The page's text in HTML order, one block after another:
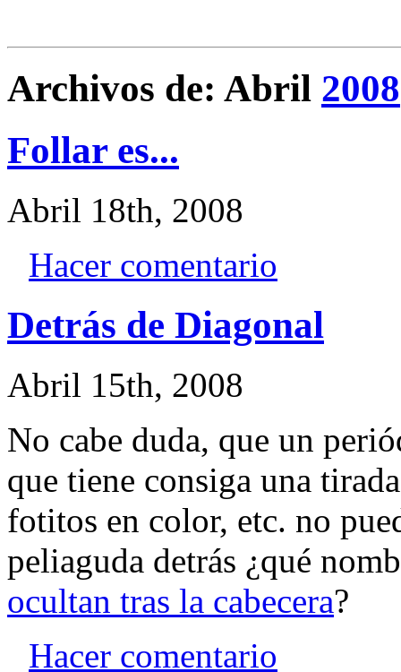
Archivos de: Abril 2008
Follar es...
Abril 18th, 2008
Hacer comentario
Detrás de Diagonal
Abril 15th, 2008
No cabe duda, que un
que tiene consiga una
fotitos en color, etc. no
peliaguda detrás ¿qué
ocultan tras la cabecera?
Hacer comentario